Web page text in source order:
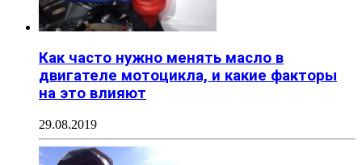
Как часто нужно менять масло в
двигателе мотоцикла, и какие факторы
на это влияют
29.08.2019